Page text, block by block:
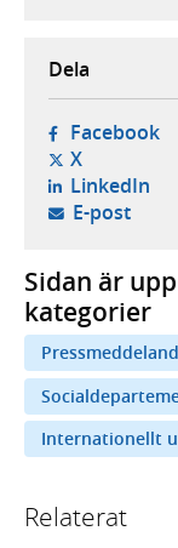
Dela
Facebook-
X- öppnas i
LinkedIn-
E-post-
Sidan är
kategorier
Internationellt
Relaterat